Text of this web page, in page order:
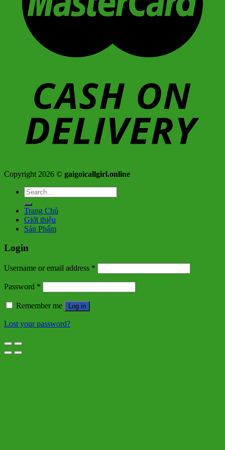
Copyright 2026 © gaigoicallgirl.online
Search
for:
Trang Chủ
Giới thiệu
Sản Phẩm
Login
Username or email address *
Password *
Remember me Log in
Lost your password?